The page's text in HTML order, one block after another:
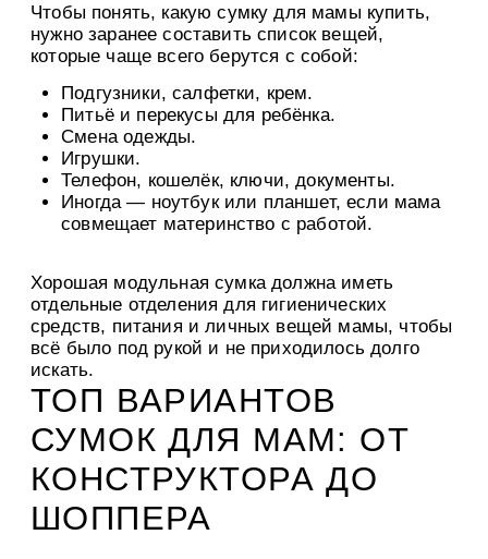
Чтобы понять, какуюсумку для мамы купить,
нужно заранее составить список вещей,
которые чаще всего берутся с собой:
Подгузники, салфетки, крем.
Питьё и перекусы для ребёнка.
Смена одежды.
Игрушки.
Телефон, кошелёк, ключи, документы.
Иногда — ноутбук или планшет, если мама
совмещает материнство с работой.
Хорошая модульная сумка должна иметь
отдельные отделения для гигиенических
средств, питания и личных вещей мамы, чтобы
всё было под рукой и не приходилось долго
искать.
ТОП ВАРИАНТОВ
СУМОК ДЛЯ МАМ: ОТ
КОНСТРУКТОРА ДО
ШОППЕРА